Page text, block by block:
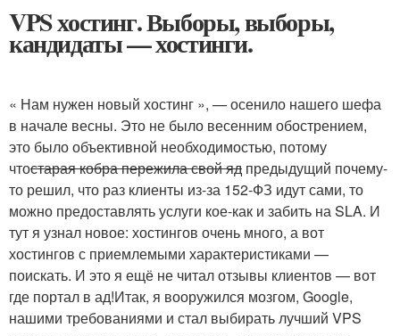
VPS хостинг. Выборы, выборы,
кандидаты — хостинги.
« Нам нужен новый хостинг », — осенило нашего шефа
в начале весны. Это не было весенним обострением,
это было объективной необходимостью, потому
чтостарая кобра пережила свой яд предыдущий почему-
то решил, что раз клиенты из-за 152-ФЗ идут сами, то
можно предоставлять услуги кое-как и забить на SLA. И
тут я узнал новое: хостингов очень много, а вот
хостингов с приемлемыми характеристиками —
поискать. И это я ещё не читал отзывы клиентов — вот
где портал в ад!Итак, я вооружился мозгом, Google,
нашими требованиями и стал выбирать лучший VPS